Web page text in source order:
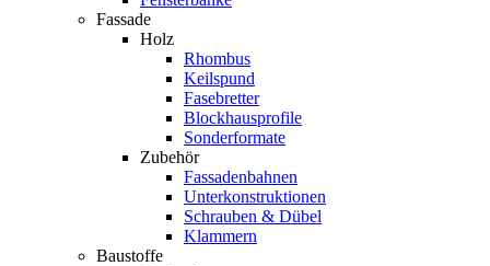
Fassade
Holz
Rhombus
Keilspund
Fasebretter
Blockhausprofile
Sonderformate
Zubehör
Fassadenbahnen
Unterkonstruktionen
Schrauben & Dübel
Klammern
Baustoffe